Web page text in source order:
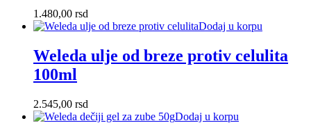
1.480,00 rsd
Dodaj u korpu
Weleda ulje od breze protiv celulita
100ml
2.545,00 rsd
Dodaj u korpu